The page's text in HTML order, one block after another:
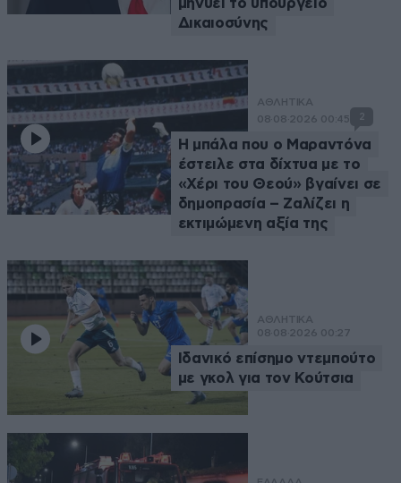
μηνύει το υπουργείο
Δικαιοσύνης
ΑΘΛΗΤΙΚΑ
08·08·2026 00:45
2
Η μπάλα που ο Μαραντόνα
έστειλε στα δίχτυα με το
«Χέρι του Θεού» βγαίνει σε
δημοπρασία – Ζαλίζει η
εκτιμώμενη αξία της
ΑΘΛΗΤΙΚΑ
08·08·2026 00:27
Ιδανικό επίσημο ντεμπούτο
με γκολ για τον Κούτσια